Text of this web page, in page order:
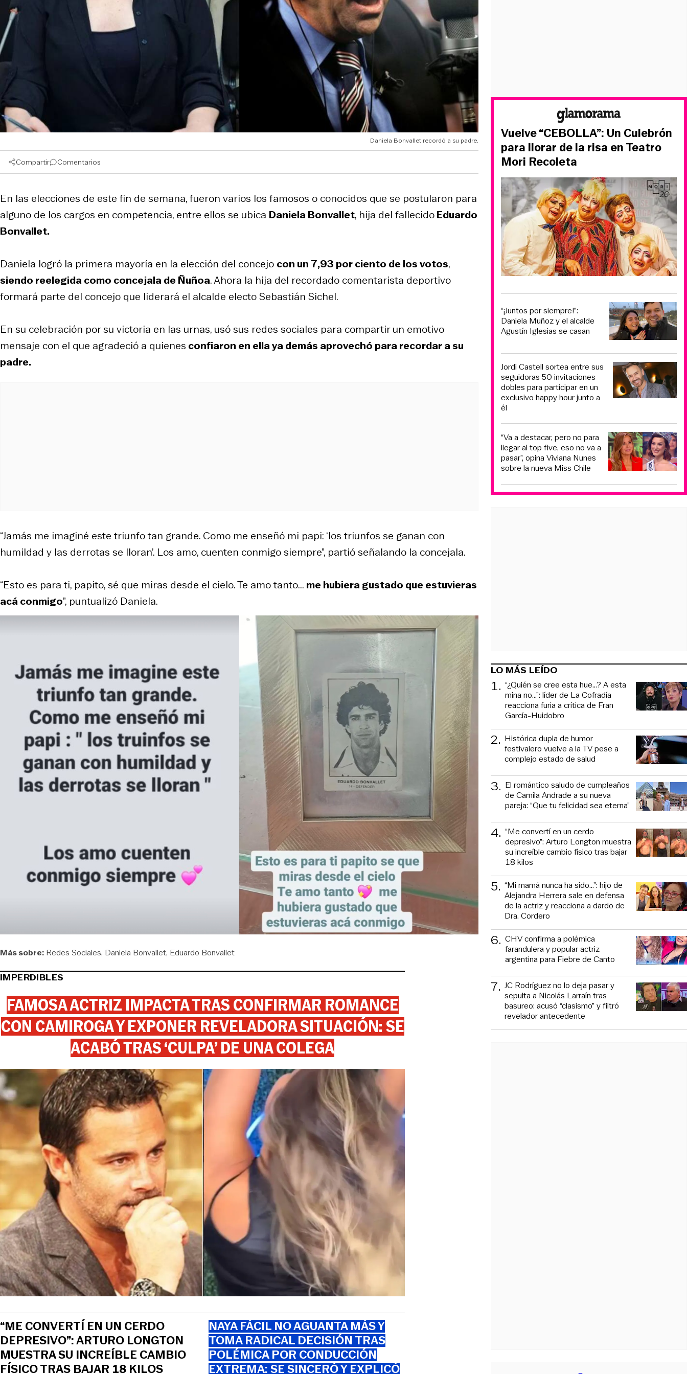
Daniela Bonvallet recordó a su padre.
Compartir Comentarios
En las elecciones de este fin de semana, fueron varios los famosos o conocidos que se postularon para
alguno de los cargos en competencia, entre ellos se ubica Daniela Bonvallet, hija del fallecidoEduardo
Bonvallet.
Daniela logró la primera mayoría en la elección del concejo con un 7,93 por ciento de los votos,
siendo reelegida como concejala de Ñuñoa. Ahora la hija del recordado comentarista deportivo
formará parte del concejo que liderará el alcalde electo Sebastián Sichel.
En su celebración por su victoria en las urnas, usó sus redes sociales para compartir un emotivo
mensaje con el que agradeció a quienes confiaron en ella ya demás aprovechó para recordar a su
padre.
“Jamás me imaginé este triunfo tan grande. Como me enseñó mi papi: ‘los triunfos se ganan con
humildad y las derrotas se lloran’. Los amo, cuenten conmigo siempre”, partió señalando la concejala.
“Esto es para ti, papito, sé que miras desde el cielo. Te amo tanto... me hubiera gustado que estuvieras
acá conmigo”, puntualizó Daniela.
Más sobre: Redes Sociales Daniela Bonvallet Eduardo Bonvallet
IMPERDIBLES
FAMOSA ACTRIZ IMPACTA TRAS CONFIRMAR ROMANCE
CON CAMIROGA Y EXPONER REVELADORA SITUACIÓN: SE
ACABÓ TRAS ‘CULPA’ DE UNA COLEGA
“ME CONVERTÍ EN UN CERDO
DEPRESIVO”: ARTURO LONGTON
MUESTRA SU INCREÍBLE CAMBIO
FÍSICO TRAS BAJAR 18 KILOS
NAYA FÁCIL NO AGUANTA MÁS Y
TOMA RADICAL DECISIÓN TRAS
POLÉMICA POR CONDUCCIÓN
EXTREMA: SE SINCERÓ Y EXPLICÓ
Vuelve “CEBOLLA”: Un Culebrón
para llorar de la risa en Teatro
Mori Recoleta
“¡Juntos por siempre!”:
Daniela Muñoz y el alcalde
Agustín Iglesias se casan
Jordi Castell sortea entre sus
seguidoras 50 invitaciones
dobles para participar en un
exclusivo happy hour junto a
él
“Va a destacar, pero no para
llegar al top five, eso no va a
pasar”, opina Viviana Nunes
sobre la nueva Miss Chile
LO MÁS LEÍDO
1. “¿Quién se cree esta hue...? A esta
mina no...”: líder de La Cofradía
reacciona furia a crítica de Fran
García-Huidobro
2. Histórica dupla de humor
festivalero vuelve a la TV pese a
complejo estado de salud
3. El romántico saludo de cumpleaños
de Camila Andrade a su nueva
pareja: “Que tu felicidad sea eterna”
4. “Me convertí en un cerdo
depresivo”: Arturo Longton muestra
su increíble cambio físico tras bajar
18 kilos
5. “Mi mamá nunca ha sido...”: hijo de
Alejandra Herrera sale en defensa
de la actriz y reacciona a dardo de
Dra. Cordero
6. CHV confirma a polémica
farandulera y popular actriz
argentina para Fiebre de Canto
7. JC Rodríguez no lo deja pasar y
sepulta a Nicolás Larraín tras
basureo: acusó “clasismo” y filtró
revelador antecedente